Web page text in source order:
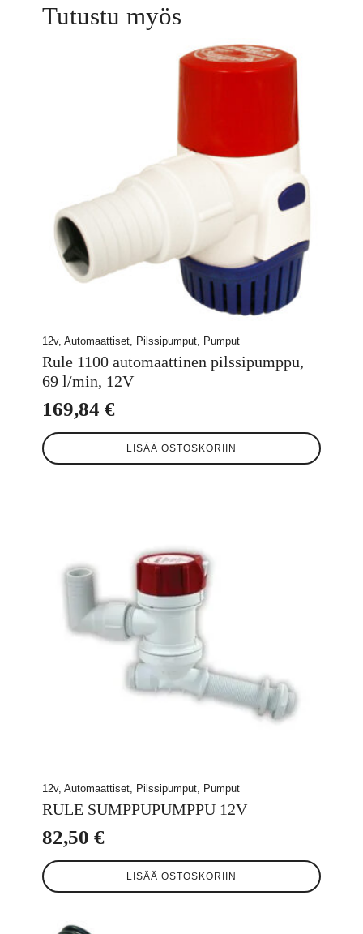
Tutustu myös
12v, Automaattiset, Pilssipumput, Pumput
Rule 1100 automaattinen pilssipumppu,
69 l/min, 12V
169,84 €
LISÄÄ OSTOSKORIIN
12v, Automaattiset, Pilssipumput, Pumput
RULE SUMPPUPUMPPU 12V
82,50 €
LISÄÄ OSTOSKORIIN